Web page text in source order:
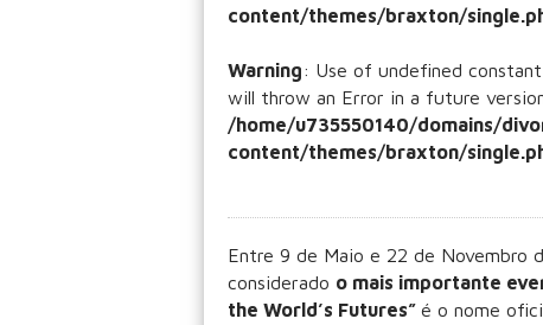
content/themes/braxton/
Warning: Use of undefined constant
will throw an Error in a future
/home/u735550140/domains/
content/themes/braxton/
Entre 9 de Maio e 22 de Novembro
considerado o mais importante
the World’s Futures” é o nome